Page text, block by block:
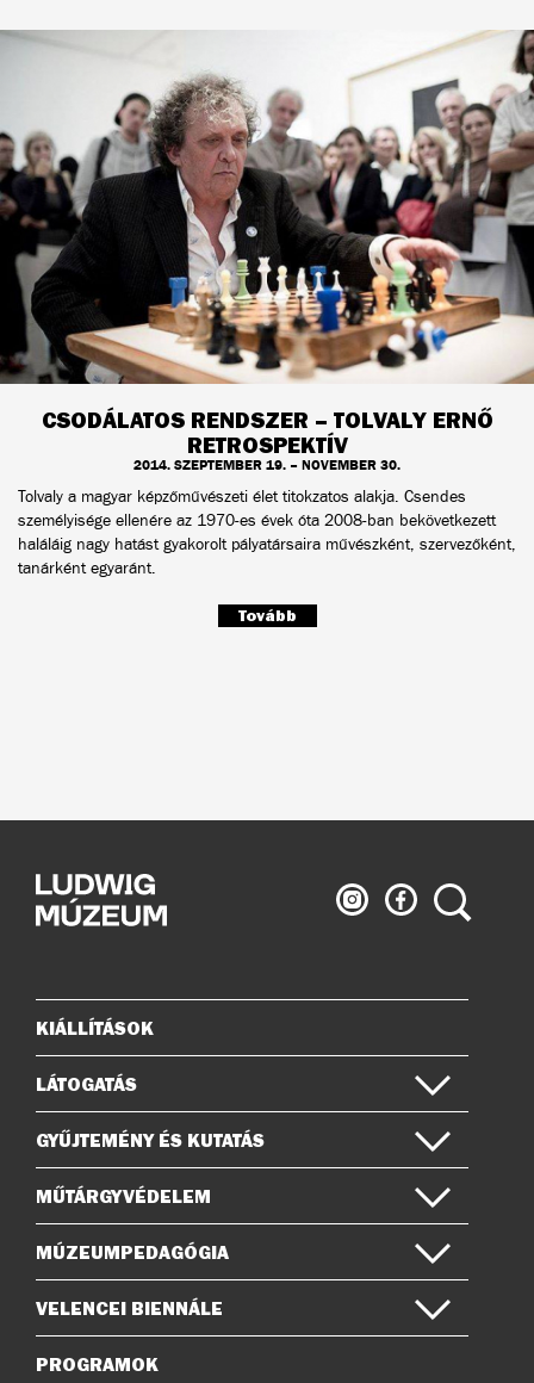
CSODÁLATOS RENDSZER – TOLVALY ERNŐ
RETROSPEKTÍV
2014. SZEPTEMBER 19. – NOVEMBER 30.
Tolvaly a magyar képzőművészeti élet titokzatos alakja. Csendes
személyisége ellenére az 1970-es évek óta 2008-ban bekövetkezett
haláláig nagy hatást gyakorolt pályatársaira művészként, szervezőként,
tanárként egyaránt.
Tovább
Ludwig
Múzeum
Ludwig
Múzeum
Keresés
Oldaltérkép
KIÁLLÍTÁSOK
LÁTOGATÁS
GYŰJTEMÉNY ÉS KUTATÁS
MŰTÁRGYVÉDELEM
MÚZEUMPEDAGÓGIA
VELENCEI BIENNÁLE
PROGRAMOK